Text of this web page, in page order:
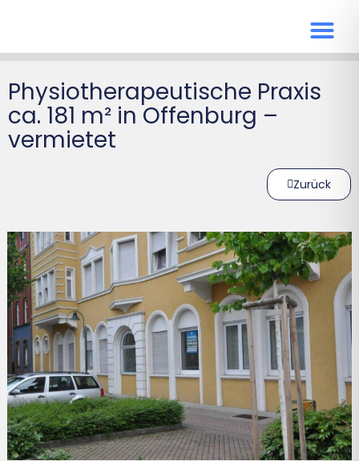
Physiotherapeutische Praxis
ca. 181 m² in Offenburg –
vermietet
Zurück